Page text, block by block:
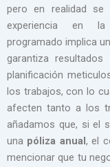
pero en realidad
experiencia en la
programado implica
garantiza resultados
planificación
los trabajos, con lo
afecten tanto a los
añadamos que, si el
una póliza anual, el
mencionar que tu